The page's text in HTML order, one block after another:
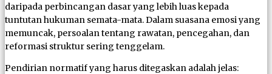
daripada perbincangan dasar yang lebih luas kepada
tuntutan hukuman semata-mata. Dalam suasana emosi yang
memuncak, persoalan tentang rawatan, pencegahan, dan
reformasi struktur sering tenggelam.
Pendirian normatif yang harus ditegaskan adalah jelas: